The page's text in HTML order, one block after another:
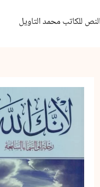
للكاتب محمد التاويل